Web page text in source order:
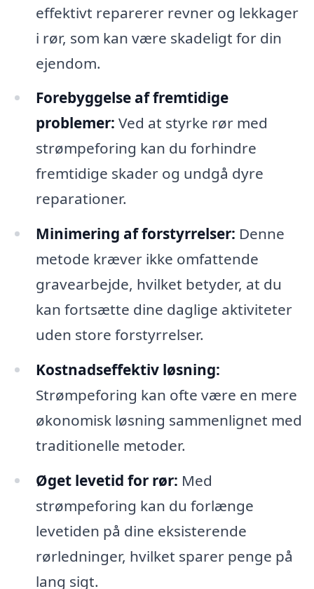
effektivt reparerer revner og lekkager
i rør, som kan være skadeligt for din
ejendom.
Forebyggelse af fremtidige
problemer: Ved at styrke rør med
strømpeforing kan du forhindre
fremtidige skader og undgå dyre
reparationer.
Minimering af forstyrrelser: Denne
metode kræver ikke omfattende
gravearbejde, hvilket betyder, at du
kan fortsætte dine daglige aktiviteter
uden store forstyrrelser.
Kostnadseffektiv løsning:
Strømpeforing kan ofte være en mere
økonomisk løsning sammenlignet med
traditionelle metoder.
Øget levetid for rør: Med
strømpeforing kan du forlænge
levetiden på dine eksisterende
rørledninger, hvilket sparer penge på
lang sigt.